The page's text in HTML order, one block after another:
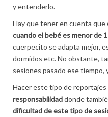
y entenderlo.
Hay que tener en cuenta que
cuando el bebé es menor de
cuerpecito se adapta mejor,
dormidos etc. No obstante,
sesiones pasado ese
Hacer este tipo de reportajes
responsabilidaddonde
dificultad de este tipo de